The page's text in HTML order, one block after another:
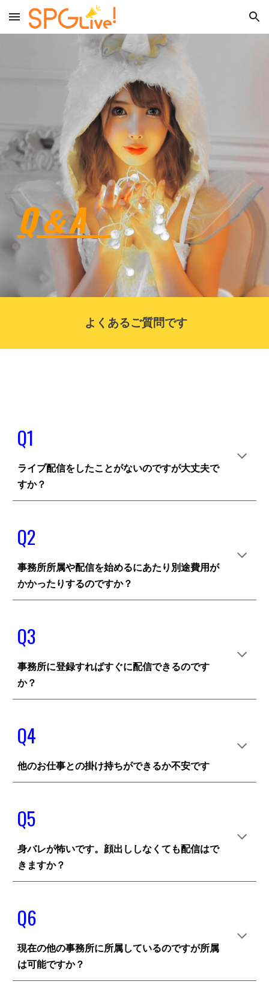
Skip to main content Skip to navigation
Q＆A
よくあるご質問です
Q1
ライブ配信をしたことがないのですが大丈夫で
すか？
Q2
事務所所属や配信を始めるにあたり別途費用が
かかったりするのですか？
Q3
事務所に登録すればすぐに配信できるのです
か？
Q4
他のお仕事との掛け持ちができるか不安です
Q5
身バレが怖いです。顔出ししなくても配信はで
きますか？
Q6
現在の他の事務所に所属しているのですが所属
は可能ですか？